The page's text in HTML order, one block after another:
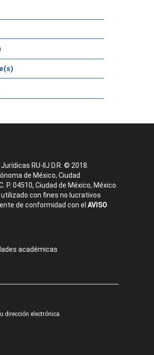
RU-IIJ D.R. © 2018.
de México, Ciudad
P. 04510, Ciudad de México, México.
con fines no lucrativos
de conformidad con el AVISO
académicas
dirección electrónica.